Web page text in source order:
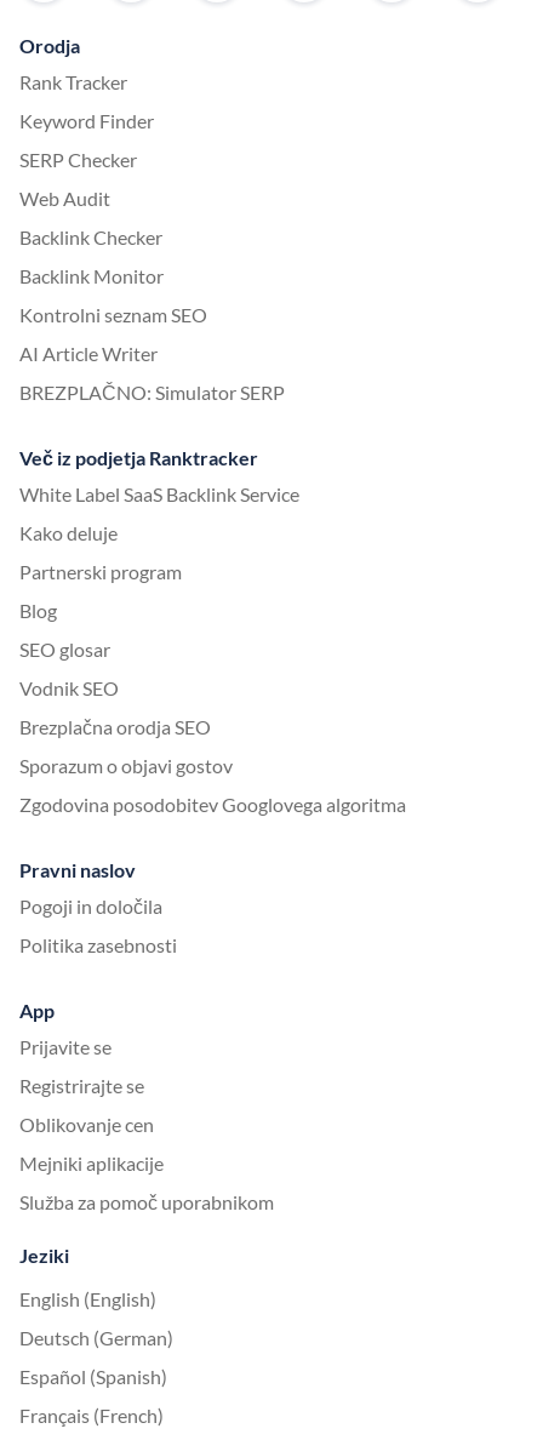
Orodja
Rank Tracker
Keyword Finder
SERP Checker
Web Audit
Backlink Checker
Backlink Monitor
Kontrolni seznam SEO
AI Article Writer
BREZPLAČNO: Simulator SERP
Več iz podjetja Ranktracker
White Label SaaS Backlink Service
Kako deluje
Partnerski program
Blog
SEO glosar
Vodnik SEO
Brezplačna orodja SEO
Sporazum o objavi gostov
Zgodovina posodobitev Googlovega algoritma
Pravni naslov
Pogoji in določila
Politika zasebnosti
App
Prijavite se
Registrirajte se
Oblikovanje cen
Mejniki aplikacije
Služba za pomoč uporabnikom
Jeziki
English (English)
Deutsch (German)
Español (Spanish)
Français (French)